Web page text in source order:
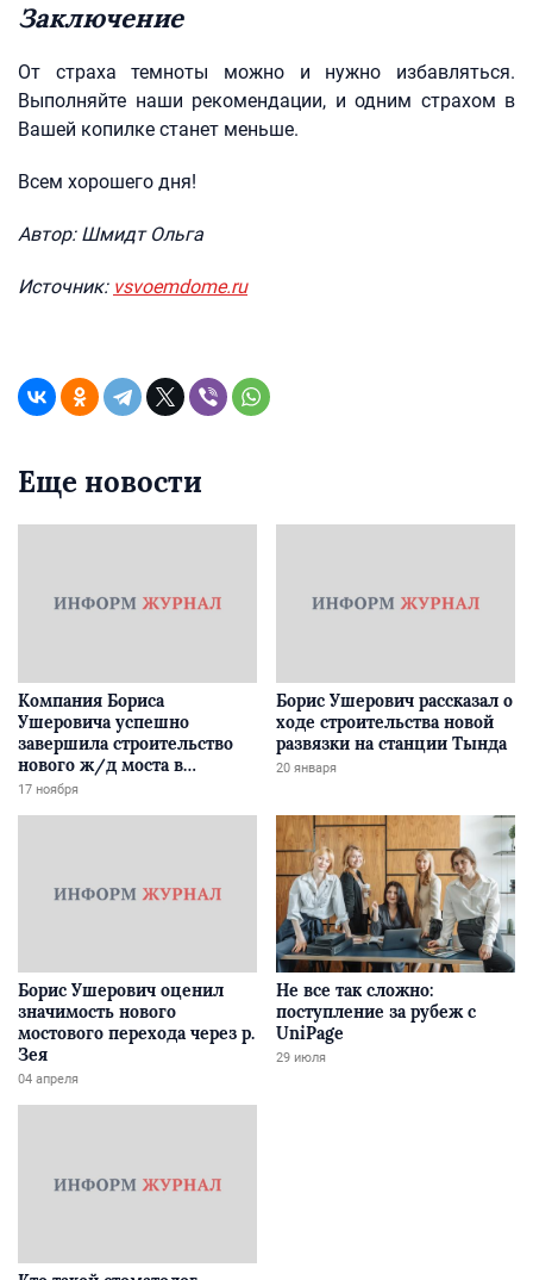
Заключение
От страха темноты можно и нужно избавляться.
Выполняйте наши рекомендации, и одним страхом в
Вашей копилке станет меньше.
Всем хорошего дня!
Автор: Шмидт Ольга
Источник: vsvoemdome.ru
Еще новости
Компания Бориса
Ушеровича успешно
завершила строительство
нового ж/д моста в
Забайкалье
17 ноября
Борис Ушерович рассказал о
ходе строительства новой
развязки на станции Тында
20 января
Борис Ушерович оценил
значимость нового
мостового перехода через р.
Зея
04 апреля
Не все так сложно:
поступление за рубеж с
UniPage
29 июля